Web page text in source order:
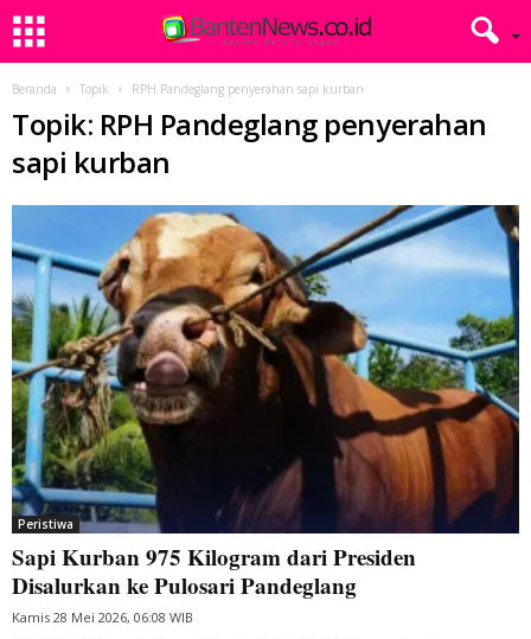
Beranda Topik RPH Pandeglang penyerahan sapi kurban
Topik: RPH Pandeglang penyerahan
sapi kurban
Peristiwa
Sapi Kurban 975 Kilogram dari Presiden
Disalurkan ke Pulosari Pandeglang
Kamis 28 Mei 2026, 06:08 WIB